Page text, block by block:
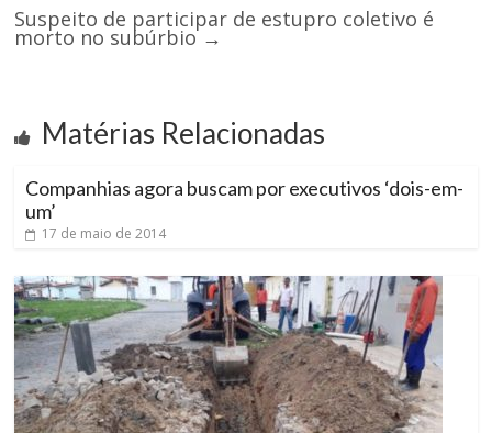
Suspeito de participar de estupro coletivo é
morto no subúrbio →
Matérias Relacionadas
Companhias agora buscam por executivos ‘dois-em-
um’
17 de maio de 2014